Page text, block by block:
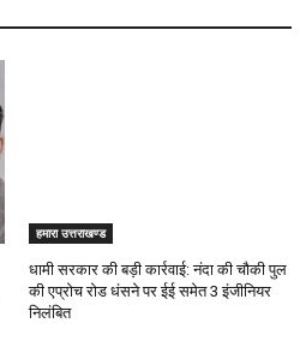
हमारा उत्तराखण्ड
धामी सरकार की बड़ी कार्रवाई: नंदा की चौकी पुल
की एप्राेच रोड धंसने पर ईई समेत 3 इंजीनियर
निलंबित